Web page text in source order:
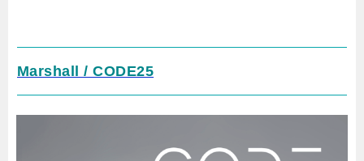
Marshall / CODE25